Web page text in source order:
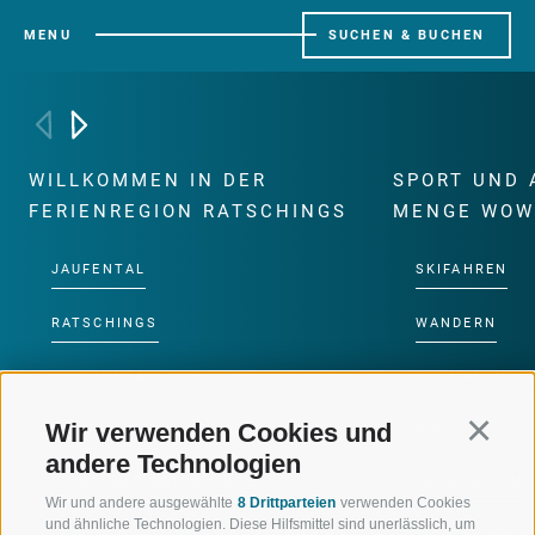
Wir verwenden Cookies und
andere Technologien
Wir und andere ausgewählte 8 Drittparteien verwenden Cookies
und ähnliche Technologien. Diese Hilfsmittel sind unerlässlich, um
MENU SUCHEN & BUCHEN
WILLKOMMEN IN DER
FERIENREGION RATSCHINGS
JAUFENTAL
RATSCHINGS
RIDNAUNTAL
BERGBAHNEN
SKISCHULE RATSCHINGS
SPORT UND
MENGE
SKIFAHREN
WANDERN
HOCHALPINE